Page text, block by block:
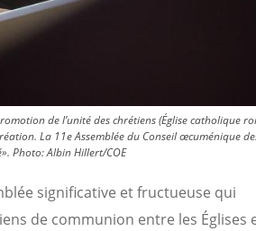
de l’unité des chrétiens (Église catholique
La 11e Assemblée du Conseil œcuménique
Photo:Albin Hillert/COE
significative et fructueuse qui
de communion entre les Églises